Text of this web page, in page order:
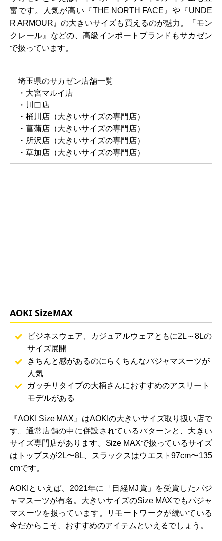
富です。人気が高い『THE NORTH FACE』や『UNDE
R ARMOUR』の大きいサイズも買えるのが魅力。『モン
クレール』などの、高級インポートブランドもサカゼン
で扱っています。
埼玉県のサカゼン店舗一覧
・大宮マルイ店
・川口店
・桶川店（大きいサイズの専門店）
・菖蒲店（大きいサイズの専門店）
・所沢店（大きいサイズの専門店）
・草加店（大きいサイズの専門店）
AOKI SizeMAX
ビジネスウェア、カジュアルウェアともに2L～8Lの
サイズ展開
きちんと感があるのにらくちんなパジャマスーツが
人気
ガッチリタイプの大柄さんにおすすめのアスリート
モデルがある
『AOKI Size MAX』はAOKIの大きいサイズ取り扱い店で
す。通常店舗の中に併設されているパターンと、大きい
サイズ専門店があります。Size MAXで扱っているサイズ
はトップスが2L〜8L、スラックスはウエスト97cm〜135
cmです。
AOKIといえば、2021年に「日経MJ賞」を受賞したパジ
ャマスーツが有名。大きいサイズのSize MAXでもパジャ
マスーツを扱っています。リモートワークが続いている
今だからこそ、おすすめのアイテムといえるでしょう。